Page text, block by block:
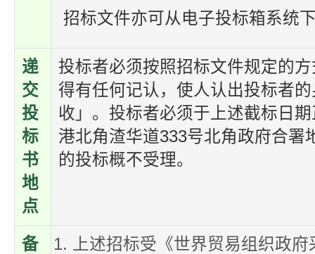
招标文件亦可从电子投标箱系统
递
交
投
标
书
地
点
投标者必须按照招标文件规定的
得有任何记认，使人认出投标者
收」。投标者必须于上述截标日
港北角渣华道333号北角政府合
的投标概不受理。
备
上述招标受《世界贸易组织政